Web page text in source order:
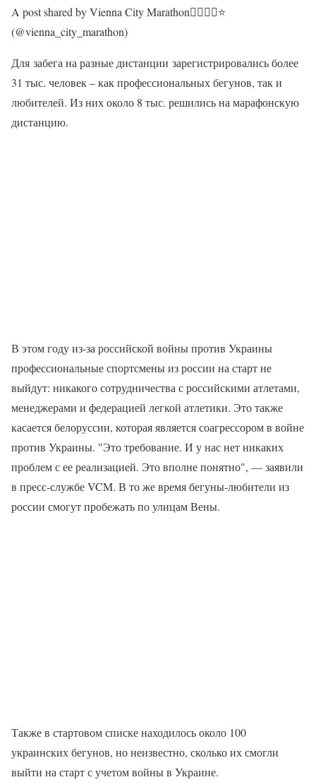
A post shared by Vienna City Marathon🏃‍♀️🏃‍♂️⭐️
(@vienna_city_marathon)
Для забега на разные дистанции зарегистрировались более
31 тыс. человек – как профессиональных бегунов, так и
любителей. Из них около 8 тыс. решились на марафонскую
дистанцию.
В этом году из-за российской войны против Украины
профессиональные спортсмены из россии на старт не
выйдут: никакого сотрудничества с российскими атлетами,
менеджерами и федерацией легкой атлетики. Это также
касается белоруссии, которая является соагрессором в войне
против Украины. "Это требование. И у нас нет никаких
проблем с ее реализацией. Это вполне понятно", — заявили
в пресс-службе VCM. В то же время бегуны-любители из
россии смогут пробежать по улицам Вены.
Также в стартовом списке находилось около 100
украинских бегунов, но неизвестно, сколько их смогли
выйти на старт с учетом войны в Украине.